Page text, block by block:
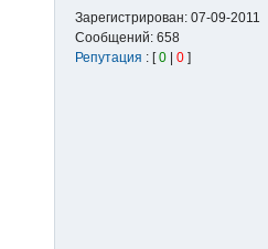
Зарегистрирован: 07-09-2011
Сообщений: 658
Репутация : [0 | 0 ]